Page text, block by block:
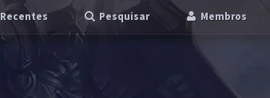
Recentes Pesquisar Membros